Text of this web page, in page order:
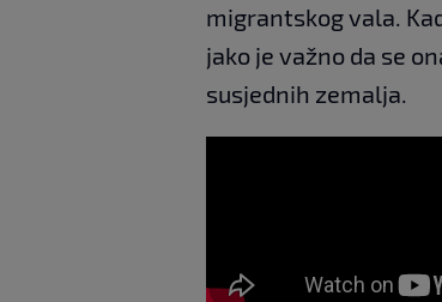
migrantskog vala.
jako je važno da se
susjednih zemalja.